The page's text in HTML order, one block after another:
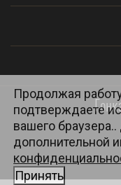
Продолжая
подтверждаете
вашего
дополнительной
Принять